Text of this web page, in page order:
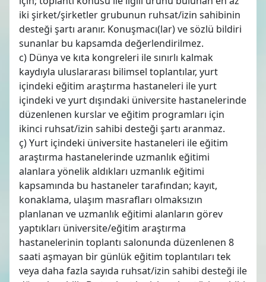
iki şirket/şirketler grubunun ruhsat/izin sahibinin
desteği şartı aranır. Konuşmacı(lar) ve sözlü bildiri
sunanlar bu kapsamda değerlendirilmez.
c) Dünya ve kıta kongreleri ile sınırlı kalmak
kaydıyla uluslararası bilimsel toplantılar, yurt
içindeki eğitim araştırma hastaneleri ile yurt
içindeki ve yurt dışındaki üniversite hastanelerinde
düzenlenen kurslar ve eğitim programları için
ikinci ruhsat/izin sahibi desteği şartı aranmaz.
ç) Yurt içindeki üniversite hastaneleri ile eğitim
araştırma hastanelerinde uzmanlık eğitimi
alanlara yönelik aldıkları uzmanlık eğitimi
kapsamında bu hastaneler tarafından; kayıt,
konaklama, ulaşım masrafları olmaksızın
planlanan ve uzmanlık eğitimi alanların görev
yaptıkları üniversite/eğitim araştırma
hastanelerinin toplantı salonunda düzenlenen 8
saati aşmayan bir günlük eğitim toplantıları tek
veya daha fazla sayıda ruhsat/izin sahibi desteği ile